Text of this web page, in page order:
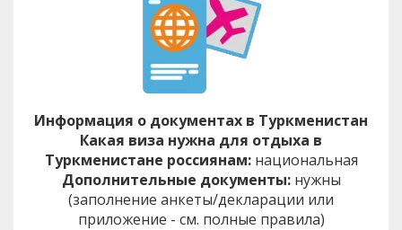
Информация о документах в Туркменистан
Какая виза нужна для отдыха в
Туркменистане россиянам:национальная
Дополнительные документы:нужны
(заполнение анкеты/декларации или
приложение - см. полные правила)